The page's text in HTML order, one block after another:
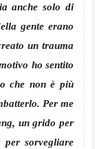
anche solo di
gente erano
un trauma
ho sentito
che non è più
Per me
un grido per
sorvegliare